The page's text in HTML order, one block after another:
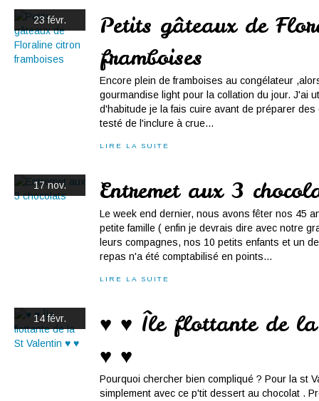
23 févr.
Petits gâteaux de
framboises
Encore plein de framboises au congélateur
gourmandise light pour la collation du jour. J'ai
d'habitude je la fais cuire avant de préparer
testé de l'inclure à crue...
LIRE LA SUITE
17 nov. Entremet aux 3
Le week end dernier, nous avons fêter nos 45
petite famille ( enfin je devrais dire avec notre
leurs compagnes, nos 10 petits enfants et un
repas n'a été comptabilisé en points...
LIRE LA SUITE
14 févr.
♥ ♥ Île flottante de
♥ ♥
Pourquoi chercher bien compliqué ? Pour la st
simplement avec ce p'tit dessert au chocolat .